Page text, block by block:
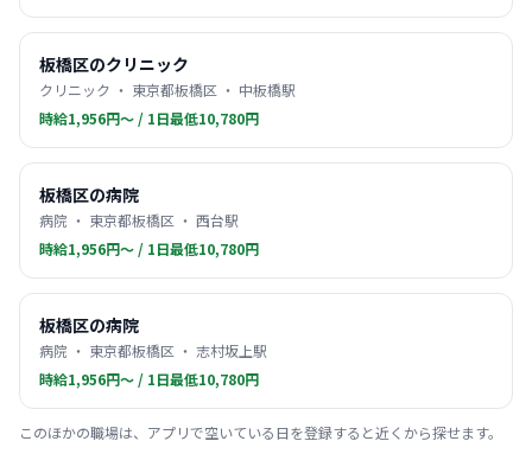
板橋区のクリニック
クリニック ・ 東京都板橋区 ・ 中板橋駅
時給1,956円〜 / 1日最低10,780円
板橋区の病院
病院 ・ 東京都板橋区 ・ 西台駅
時給1,956円〜 / 1日最低10,780円
板橋区の病院
病院 ・ 東京都板橋区 ・ 志村坂上駅
時給1,956円〜 / 1日最低10,780円
このほかの職場は、アプリで空いている日を登録すると近くから探せます。